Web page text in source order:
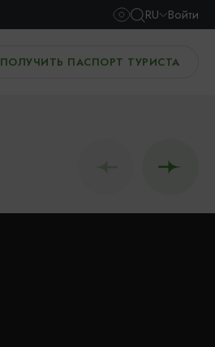
RU Войти
ПОЛУЧИТЬ ПАСПОРТ ТУРИСТА